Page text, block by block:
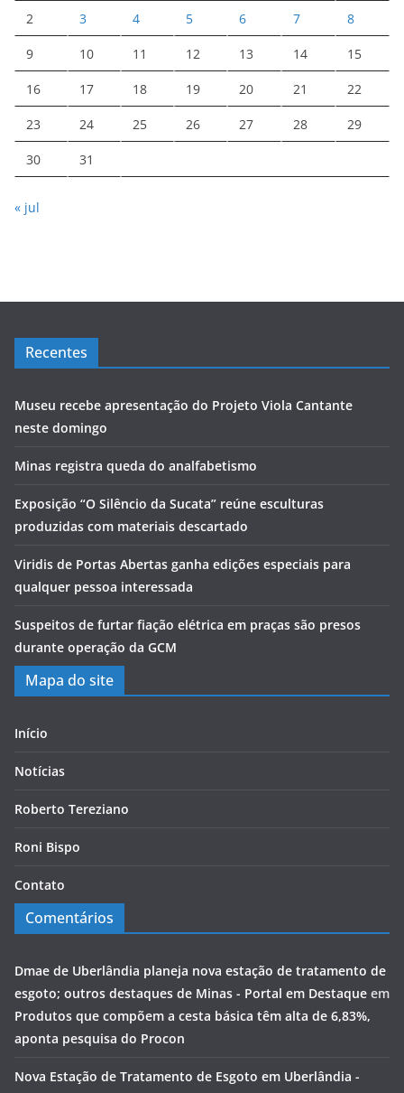
2 3 4 5 6 7 8
9 10 11 12 13 14 15
16 17 18 19 20 21 22
23 24 25 26 27 28 29
30 31
« jul
Recentes
Museu recebe apresentação do Projeto Viola Cantante
neste domingo
Minas registra queda do analfabetismo
Exposição “O Silêncio da Sucata” reúne esculturas
produzidas com materiais descartado
Viridis de Portas Abertas ganha edições especiais para
qualquer pessoa interessada
Suspeitos de furtar fiação elétrica em praças são presos
durante operação da GCM
Mapa do site
Início
Notícias
Roberto Tereziano
Roni Bispo
Contato
Comentários
Dmae de Uberlândia planeja nova estação de tratamento de
esgoto; outros destaques de Minas - Portal em Destaque em
Produtos que compõem a cesta básica têm alta de 6,83%,
aponta pesquisa do Procon
Nova Estação de Tratamento de Esgoto em Uberlândia -